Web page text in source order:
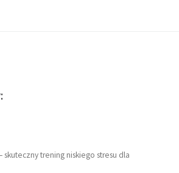
skuteczny trening niskiego stresu dla